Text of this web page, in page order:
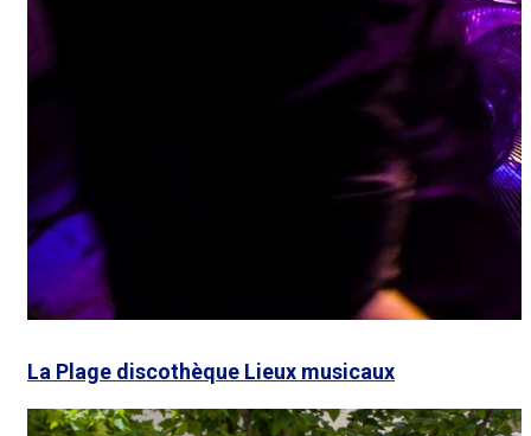
La Plage discothèque Lieux musicaux